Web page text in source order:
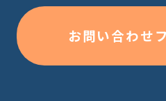
お問い合わせ